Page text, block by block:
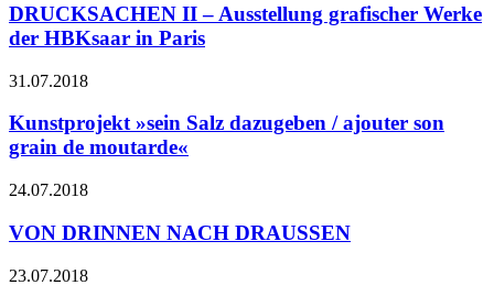
DRUCKSACHEN II – Ausstellung grafischer Werke
der HBKsaar in Paris
31.07.2018
Kunstprojekt »sein Salz dazugeben / ajouter son
grain de moutarde«
24.07.2018
VON DRINNEN NACH DRAUSSEN
23.07.2018